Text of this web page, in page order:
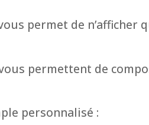
permet de n’afficher
permettent de
personnalisé :